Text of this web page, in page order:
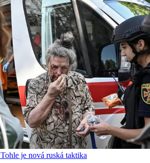
je nová ruská taktika